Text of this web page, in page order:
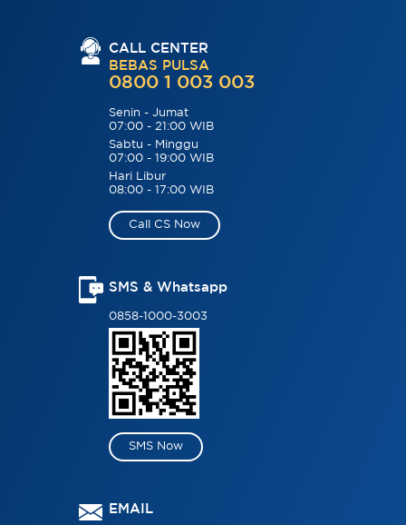
CALL CENTER
BEBAS PULSA
0800 1 003 003
Senin - Jumat
07:00 - 21:00 WIB
Sabtu - Minggu
07:00 - 19:00 WIB
Hari Libur
08:00 - 17:00 WIB
Call CS Now
SMS & Whatsapp
0858-1000-3003
SMS Now
EMAIL